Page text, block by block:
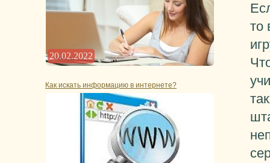
20.02.2022
Как искать информацию в интернете?
то